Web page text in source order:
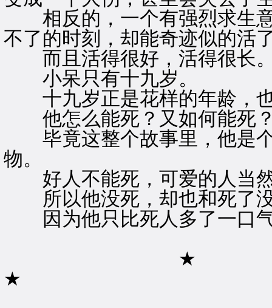
相反的，一个有强烈求生意
不了的时刻，却能奇迹似的活
而且活得很好，活得很长
小呆只有十九岁。
十九岁正是花样的年龄，
他怎么能死？又如何能死
毕竟这整个故事里，他是个
物。
好人不能死，可爱的人当
所以他没死，却也和死了
因为他只比死人多了一口
★
★